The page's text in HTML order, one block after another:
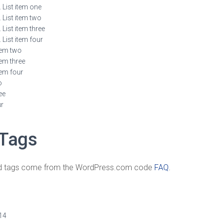
List item one
List item two
List item three
List item four
two
three
four
tags come from the WordPress.com code FAQ.